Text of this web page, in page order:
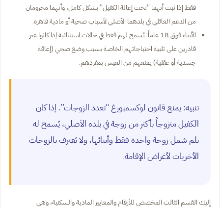
فقط إذا ثبت أنهما “تحت إعالة الكفيل” بشكل كامل، وأنهما محرومان
من الدعم العائلي في بلدهما الأصلي لأسباب صحية أو مادية قاهرة.
الأبناء فوق 18 عاماً: يُسمح لهم فقط في حالات استثنائية إذا كانوا غير
قادرين على تلبية احتياجاتهم الخاصة بسبب وضع صحي (إعاقة
جسدية أو عقلية) يمنعهم من العيش بمفردهم.
تنبيه: يمنع قانون لوكسمبورغ “تعدد الزوجات”. إذا كان
الكفيل متزوجاً بأكثر من زوجة في بلده الأصلي، يُسمح له
بلم شمل زوجة واحدة فقط وأبنائها، ولا يُعترف بالزوجات
الأخريات لأغراض الإقامة.
إليك القسم الثالث المخصص للأرقام والمعايير المادية والسكنية، وهي